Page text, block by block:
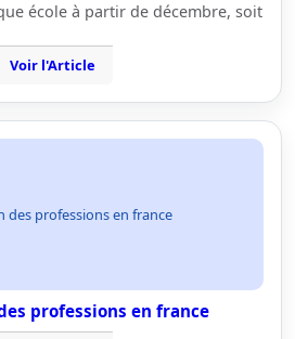
école à partir de décembre, soit
Voir l'Article
des professions en france
professions en france